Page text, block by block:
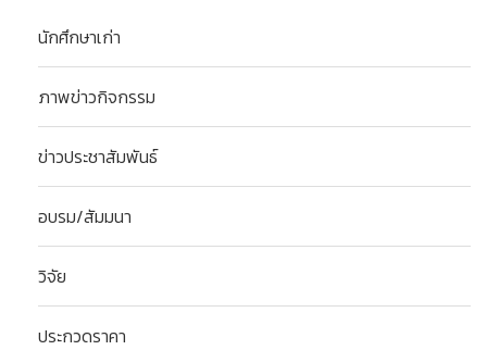
นักศึกษาเก่า
ภาพข่าวกิจกรรม
ข่าวประชาสัมพันธ์
อบรม/สัมมนา
วิจัย
ประกวดราคา